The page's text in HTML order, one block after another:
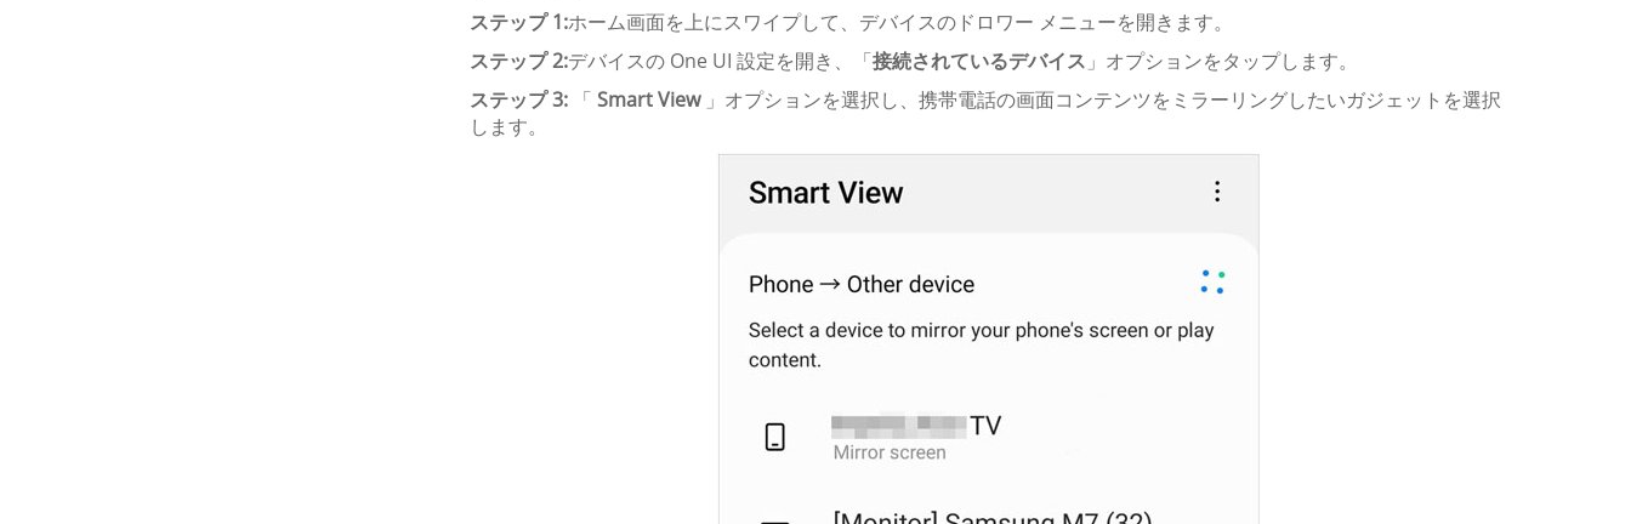
ステップ 1:ホーム画面を上にスワイプして、デバイスのドロワー メニューを開きます。
ステップ 2:デバイスの One UI 設定を開き、「接続されているデバイス 」オプションをタップします。
ステップ 3: 「 Smart View」オプションを選択し、携帯電話の画面コンテンツをミラーリングしたいガジェットを選択
します。